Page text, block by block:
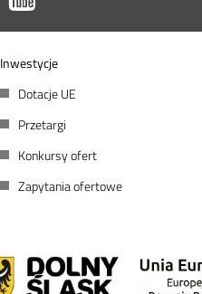
Inwestycje
Dotacje UE
Przetargi
Konkursy ofert
Zapytania ofertowe